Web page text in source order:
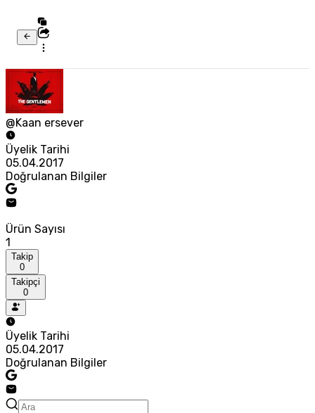
@Kaan ersever
Üyelik Tarihi
05.04.2017
Doğrulanan Bilgiler
Ürün Sayısı
1
Takip
0
Takipçi
0
Üyelik Tarihi
05.04.2017
Doğrulanan Bilgiler